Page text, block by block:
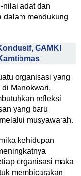
nilai adat dan
dalam mendukung
GAMKI
organisasi yang
di Manokwari,
refleksi
yang baru
musyawarah.
kehidupan
organisasi maka
membicarakan